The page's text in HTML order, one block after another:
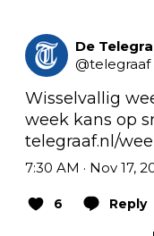
De
@telegraaf
Wisselvallig
telegraaf.nl/
7:30 AM · Nov 17,
6 Reply